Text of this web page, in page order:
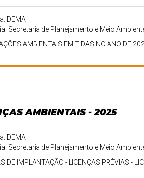
DEMA
Secretaria de Planejamento e Meio
AMBIENTAIS EMITIDAS NO ANO DE
AMBIENTAIS - 2025
DEMA
Secretaria de Planejamento e Meio
DE IMPLANTAÇÃO - LICENÇAS PRÉVIAS -